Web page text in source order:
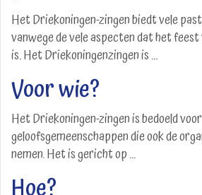
Het Driekoningen-zingen biedt vele
vanwege de vele aspecten dat het
is. Het Driekoningenzingen is ...
Voor wie?
Het Driekoningen-zingen is bedoeld
geloofsgemeenschappen die ook de
nemen. Het is gericht op ...